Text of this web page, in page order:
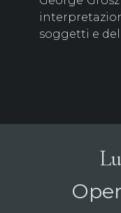
soggetti e